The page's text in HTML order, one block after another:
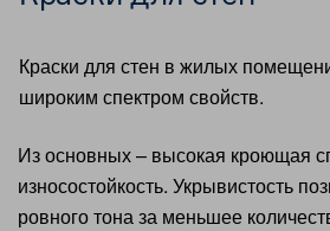
Краски для стен в жилых
широким спектром свойств.
Из основных – высокая кроющая
износостойкость. Укрывистость
ровного тона за меньшее